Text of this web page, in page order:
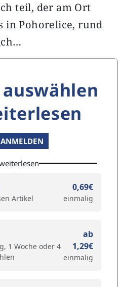
teil, der am Ort
in Pohorelice, rund
Artikel
0,69€
einmalig
1 Woche oder 4
ab
1,29€
einmalig